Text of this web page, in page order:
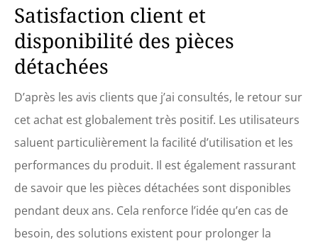
Satisfaction client et
disponibilité des pièces
détachées
D’après les avis clients que j’ai consultés, le retour sur
cet achat est globalement très positif. Les utilisateurs
saluent particulièrement la facilité d’utilisation et les
performances du produit. Il est également rassurant
de savoir que les pièces détachées sont disponibles
pendant deux ans. Cela renforce l’idée qu’en cas de
besoin, des solutions existent pour prolonger la